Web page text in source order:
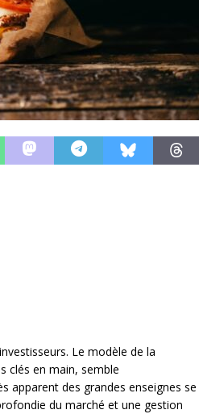
Le modèle de la
clés en main, semble
apparent des grandes enseignes se
du marché et une gestion